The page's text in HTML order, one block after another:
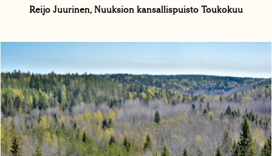
Reijo Juurinen, Nuuksion kansallispuisto Toukokuu